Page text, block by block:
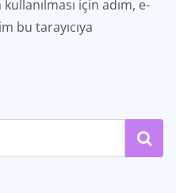
için adım, e-
bu tarayıcıya
Ara